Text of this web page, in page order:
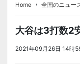
Home › 全国のニュー
大谷は3打数2
2021年09月26日 14時